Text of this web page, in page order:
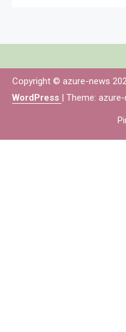
Copyright © azure-news
WordPress | Theme: